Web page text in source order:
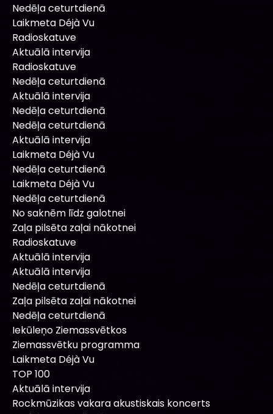
Nedēļa ceturtdienā
Laikmeta Déjà Vu
Radioskatuve
Aktuālā intervija
Radioskatuve
Nedēļa ceturtdienā
Aktuālā intervija
Nedēļa ceturtdienā
Nedēļa ceturtdienā
Aktuālā intervija
Laikmeta Déjà Vu
Nedēļa ceturtdienā
Laikmeta Déjà Vu
Nedēļa ceturtdienā
No saknēm līdz galotnei
Zaļa pilsēta zaļai nākotnei
Radioskatuve
Aktuālā intervija
Aktuālā intervija
Nedēļa ceturtdienā
Zaļa pilsēta zaļai nākotnei
Nedēļa ceturtdienā
Iekūleņo Ziemassvētkos
Ziemassvētku programma
Laikmeta Déjà Vu
TOP 100
Aktuālā intervija
Rockmūzikas vakara akustiskais koncerts